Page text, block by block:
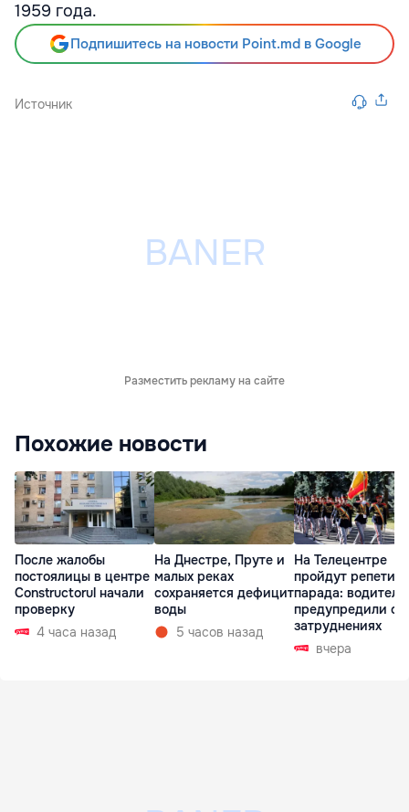
1959 года.
Подпишитесь на новости Point.md в Google
Источник
Разместить рекламу на сайте
Похожие новости
После жалобы
постоялицы в центре
Constructorul начали
проверку
4 часа назад
На Днестре, Пруте и
малых реках
сохраняется дефицит
воды
5 часов назад
На Телецентре
пройдут
парада:
предупредили о
затруднениях
вчера